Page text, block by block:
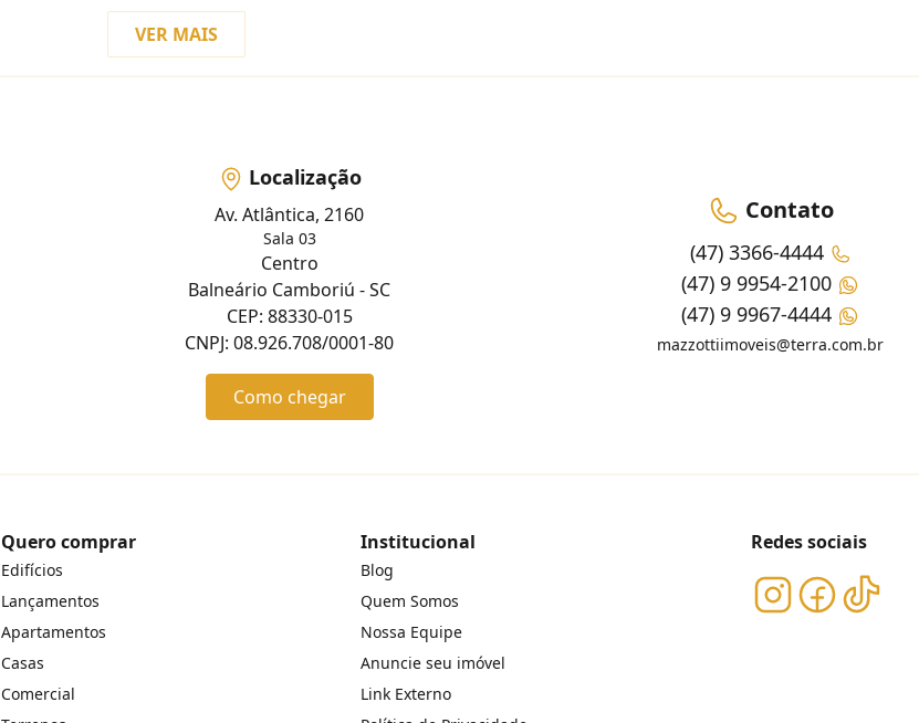
VER MAIS
Localização
Av. Atlântica, 2160
Sala 03
Centro
Balneário Camboriú - SC
CEP: 88330-015
CNPJ: 08.926.708/0001-80
Como chegar
Contato
(47) 3366-4444
(47) 9 9954-2100
(47) 9 9967-4444
mazzottiimoveis@terra.com.br
Quero comprar
Edifícios
Lançamentos
Apartamentos
Casas
Comercial
Institucional
Blog
Quem Somos
Nossa Equipe
Anuncie seu imóvel
Link Externo
Redes sociais